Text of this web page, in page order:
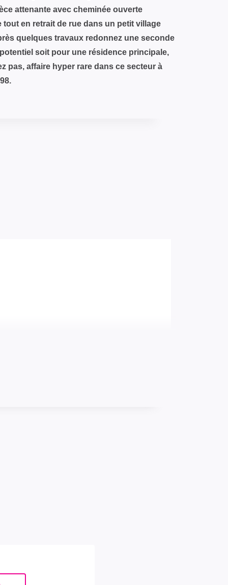
attenante avec cheminée ouverte
en retrait de rue dans un petit village
quelques travaux redonnez une seconde
soit pour une résidence principale,
pas, affaire hyper rare dans ce secteur à